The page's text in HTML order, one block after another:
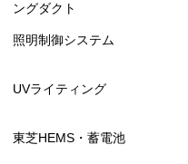
ングダクト
照明制御システム
UVライティング
東芝HEMS・蓄電池